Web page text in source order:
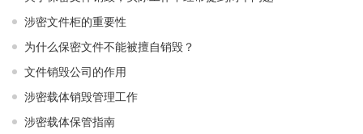
涉密文件柜的重要性
为什么保密文件不能被擅自销毁？
文件销毁公司的作用
涉密载体销毁管理工作
涉密载体保管指南